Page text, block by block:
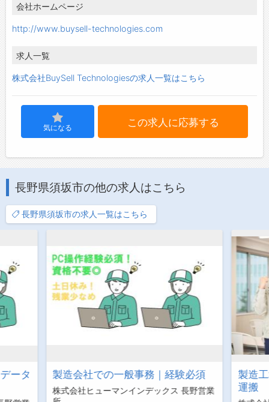
会社ホームページ
http://www.buysell-technologies.com
求人一覧
株式会社BuySell Technologiesの求人一覧はこちら
気になる この求人に応募する
長野県須坂市の他の求人はこちら
長野県須坂市の求人一覧はこちら
ータ 製造会社での一般事務｜経験必須
株式会社ヒューマンインデックス 長野営業
製造
運搬